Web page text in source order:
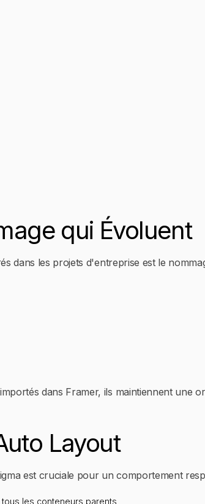
qui Évoluent
dans les projets d'entreprise est le
dans Framer, ils maintiennent une
Layout
est cruciale pour un comportement
les conteneurs parents